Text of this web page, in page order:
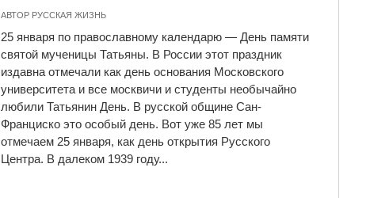
АВТОР РУССКАЯ ЖИЗНЬ
25 января по православному календарю — День памяти
святой мученицы Татьяны. В России этот праздник
издавна отмечали как день основания Московского
университета и все москвичи и студенты необычайно
любили Татьянин День. В русской общине Сан-
Франциско это особый день. Вот уже 85 лет мы
отмечаем 25 января, как день открытия Русского
Центра. В далеком 1939 году...